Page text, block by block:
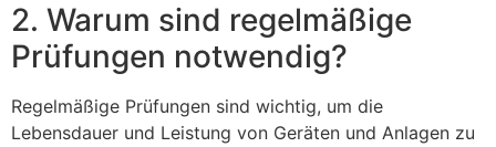
2. Warum sind regelmäßige
Prüfungen notwendig?
Regelmäßige Prüfungen sind wichtig, um die
Lebensdauer und Leistung von Geräten und Anlagen zu